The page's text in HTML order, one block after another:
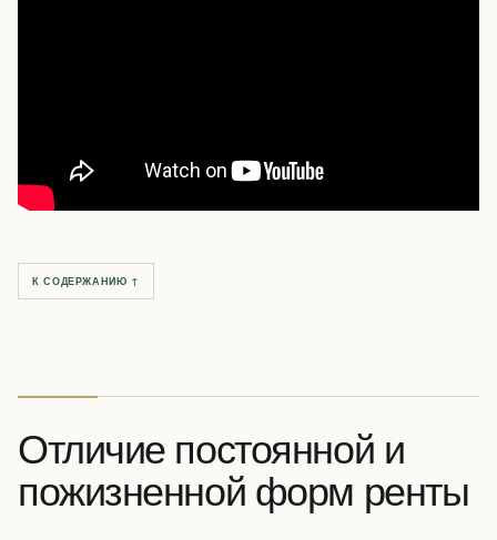
К СОДЕРЖАНИЮ ↑
Отличие постоянной и
пожизненной форм ренты